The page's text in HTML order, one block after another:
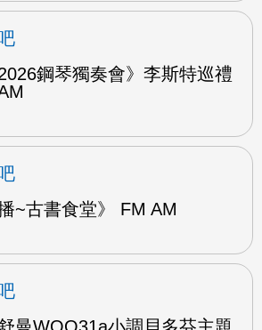
鋼琴獨奏會》李斯特巡禮
~古書食堂》 FM AM